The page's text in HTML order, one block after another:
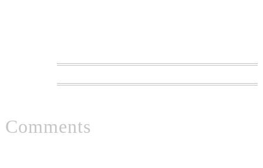
Comments